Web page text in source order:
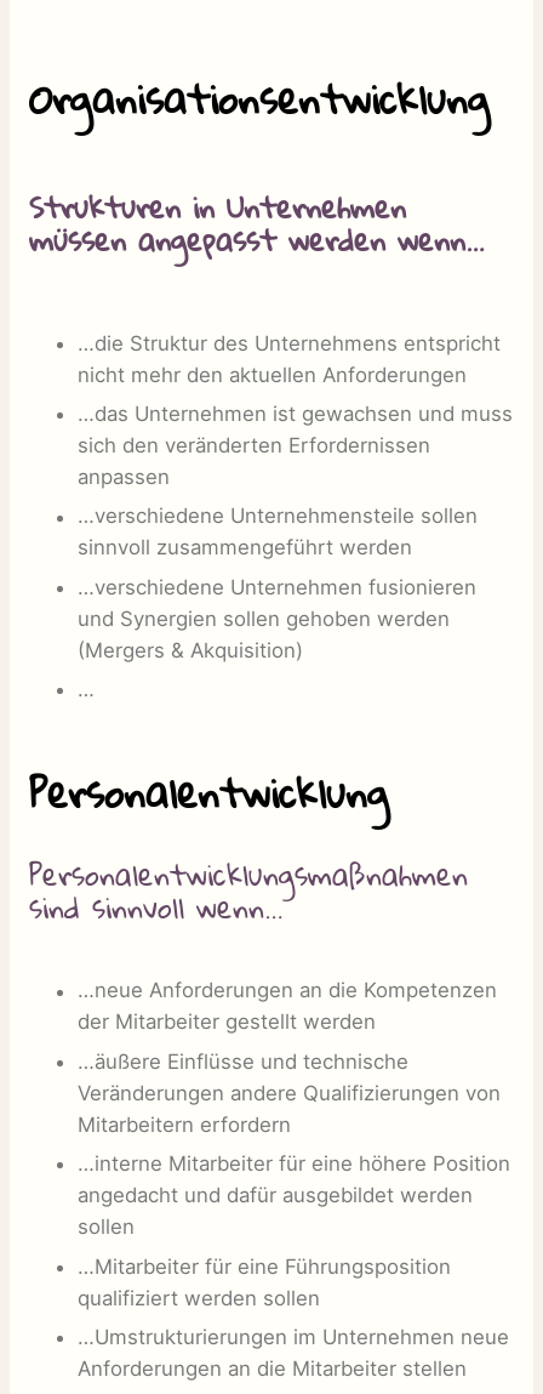
Organisationsentwicklung
Strukturen in Unternehmen
müssen angepasst werden wenn…
…die Struktur des Unternehmens entspricht
nicht mehr den aktuellen Anforderungen
…das Unternehmen ist gewachsen und muss
sich den veränderten Erfordernissen
anpassen
…verschiedene Unternehmensteile sollen
sinnvoll zusammengeführt werden
…verschiedene Unternehmen fusionieren
und Synergien sollen gehoben werden
(Mergers & Akquisition)
…
Personalentwicklung
Personalentwicklungsmaßnahmen
sind sinnvoll wenn…
…neue Anforderungen an die Kompetenzen
der Mitarbeiter gestellt werden
…äußere Einflüsse und technische
Veränderungen andere Qualifizierungen von
Mitarbeitern erfordern
…interne Mitarbeiter für eine höhere Position
angedacht und dafür ausgebildet werden
sollen
…Mitarbeiter für eine Führungsposition
qualifiziert werden sollen
…Umstrukturierungen im Unternehmen neue
Anforderungen an die Mitarbeiter stellen